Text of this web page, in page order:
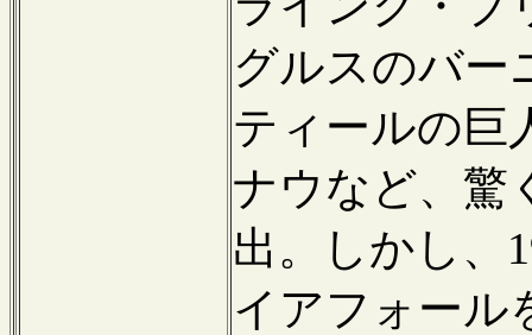
グルスのバー
ティールの巨
ナウなど、驚
出。しかし、
イアフォール